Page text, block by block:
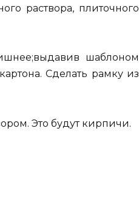
раствора, плиточного
шаблоном
Сделать рамку из
Это будут кирпичи.